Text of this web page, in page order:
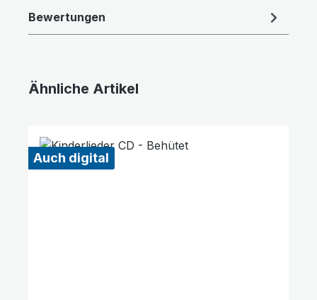
Bewertungen
Ähnliche Artikel
Auch digital
Farben invertieren